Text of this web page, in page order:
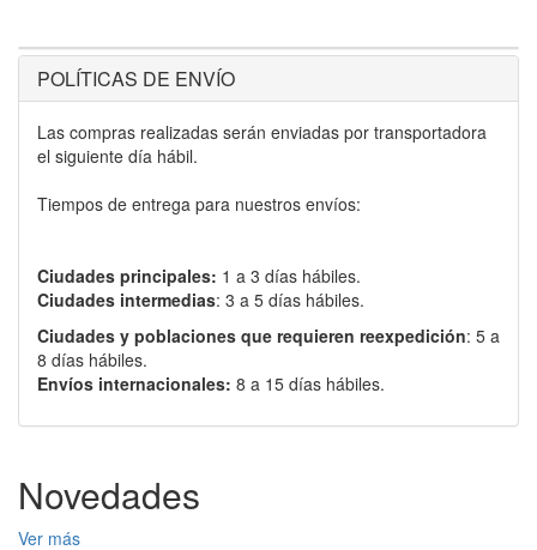
POLÍTICAS DE ENVÍO
Las compras realizadas serán enviadas por transportadora
el siguiente día hábil.
Tiempos de entrega para nuestros envíos:
Ciudades principales: 1 a 3 días hábiles.
Ciudades intermedias: 3 a 5 días hábiles.
Ciudades y poblaciones que requieren reexpedición: 5 a
8 días hábiles.
Envíos internacionales: 8 a 15 días hábiles.
Novedades
Ver más